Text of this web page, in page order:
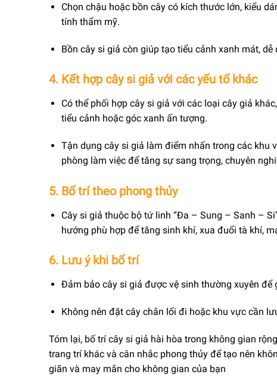
Chọn chậu hoặc bồn cây có kích thước lớn, kiểu
tính thẩm mỹ.
Bồn cây si giả còn giúp tạo tiểu cảnh xanh mát,
4. Kết hợp cây si giả với các yếu tố khác
Có thể phối hợp cây si giả với các loại cây giả
tiểu cảnh hoặc góc xanh ấn tượng.
Tận dụng cây si giả làm điểm nhấn trong các khu
phòng làm việc để tăng sự sang trọng, chuyên
5. Bố trí theo phong thủy
Cây si giả thuộc bộ tứ linh “Đa – Sung – Sanh –
hướng phù hợp để tăng sinh khí, xua đuổi tà khí,
6. Lưu ý khi bố trí
Đảm bảo cây si giả được vệ sinh thường xuyên
Không nên đặt cây chắn lối đi hoặc khu vực cần
Tóm lại, bố trí cây si giả hài hòa trong không gian
trang trí khác và cân nhắc phong thủy để tạo nên
giãn và may mắn cho không gian của bạn